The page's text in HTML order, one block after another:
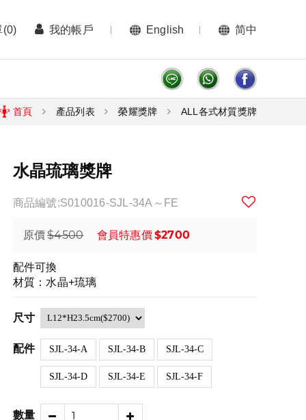
(0) 我的帳戶 English 简中
首頁 產品列表 榮耀獎牌 ALL各式材質獎牌
水晶琉璃獎牌
商品編號:S010016-SJL-34A～FE
原價$4500 會員特惠價$2700
配件可換
材質：水晶+琉璃
尺寸
配件 SJL-34-A SJL-34-B SJL-34-C
SJL-34-D SJL-34-E SJL-34-F
數量